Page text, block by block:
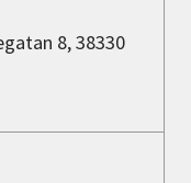
8, 38330